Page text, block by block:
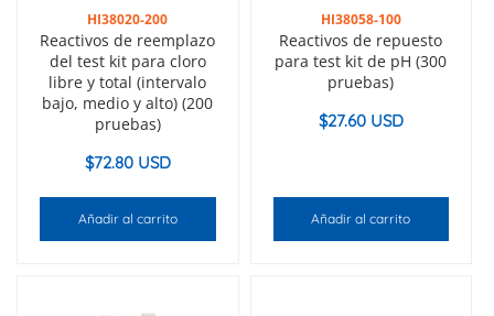
HI38020-200
Reactivos de reemplazo
del test kit para cloro
libre y total (intervalo
bajo, medio y alto) (200
pruebas)
$72.80 USD
Añadir al carrito
HI38058-100
Reactivos de repuesto
para test kit de pH (300
pruebas)
$27.60 USD
Añadir al carrito